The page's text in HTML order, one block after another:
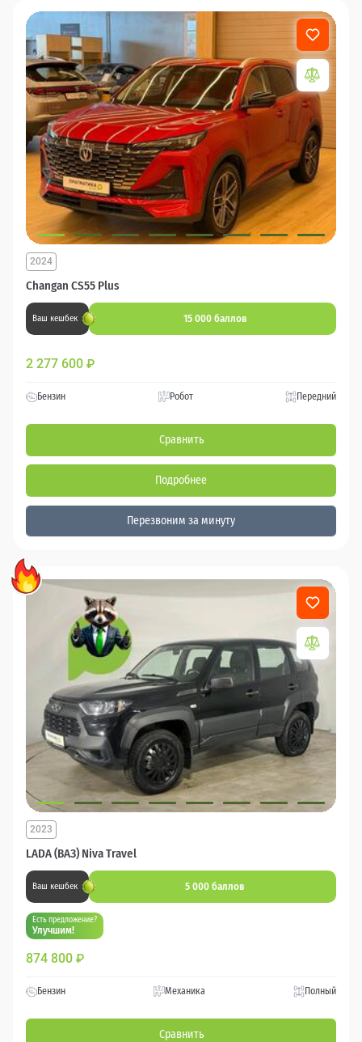
Changan CS55 Plus
2024
Ваш кешбек 15 000 баллов
2 277 600 ₽
Бензин Робот Передний
Сравнить
Подробнее
Перезвоним за минуту
LADA (ВАЗ) Niva Travel
2023
Ваш кешбек 5 000 баллов
Есть предложение?
Улучшим!
874 800 ₽
Бензин Механика Полный
Сравнить